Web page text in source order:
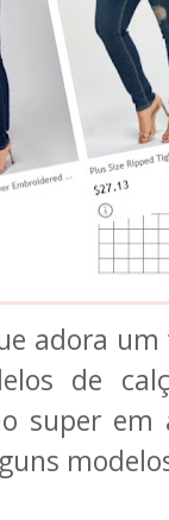
adora
de
super em